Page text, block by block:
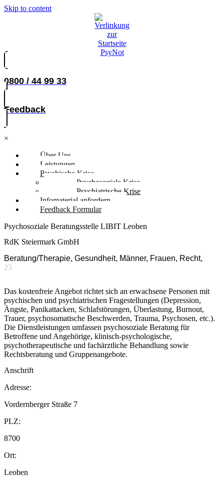
Skip to content
0800 / 44 99 33
Feedback
×
Über Uns
Leistungen
Psychische Krise
Psychosoziale Krise
Psychiatrische Krise
Infomaterial anfordern
Feedback Formular
Psychosoziale Beratungsstelle LIBIT Leoben
RdK Steiermark GmbH
Beratung/Therapie, Gesundheit, Männer, Frauen, Recht,
23
Das kostenfreie Angebot richtet sich an erwachsene Personen mit
psychischen und psychiatrischen Fragestellungen (Depression,
Ängste, Panikattacken, Schlafstörungen, Überlastung, Burnout,
Trauer, psychosomatische Beschwerden, Trauma, Psychosen, etc.).
Die Dienstleistungen umfassen psychosoziale Beratung für
Betroffene und Angehörige, klinisch-psychologische,
psychotherapeutische und fachärztliche Behandlung sowie
Rechtsberatung und Gruppenangebote.
Anschrift
Adresse:
Vordernberger Straße 7
PLZ:
8700
Ort:
Leoben